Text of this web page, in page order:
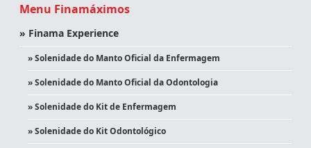
Menu Finamáximos
» Finama Experience
» Solenidade do Manto Oficial da Enfermagem
» Solenidade do Manto Oficial da Odontologia
» Solenidade do Kit de Enfermagem
» Solenidade do Kit Odontológico